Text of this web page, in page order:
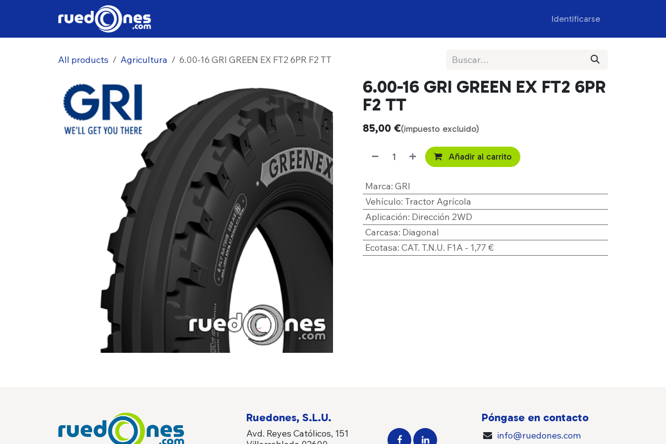
Identificarse
All products Agricultura 6.00-16 GRI GREEN EX FT2 6PR F2 TT
6.00-16 GRI GREEN EX FT2 6PR
F2 TT
85,00 €(impuesto excluido)
Añadir al carrito
Marca: GRI
Vehículo: Tractor Agrícola
Aplicación: Dirección 2WD
Carcasa: Diagonal
Ecotasa: CAT. T.N.U. F1A - 1,77 €
Ruedones, S.L.U.
Avd. Reyes Católicos, 151
Póngase en contacto
info@ruedones.com